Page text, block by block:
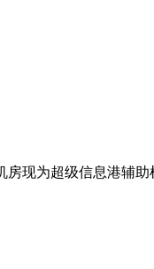
现为超级信息港辅